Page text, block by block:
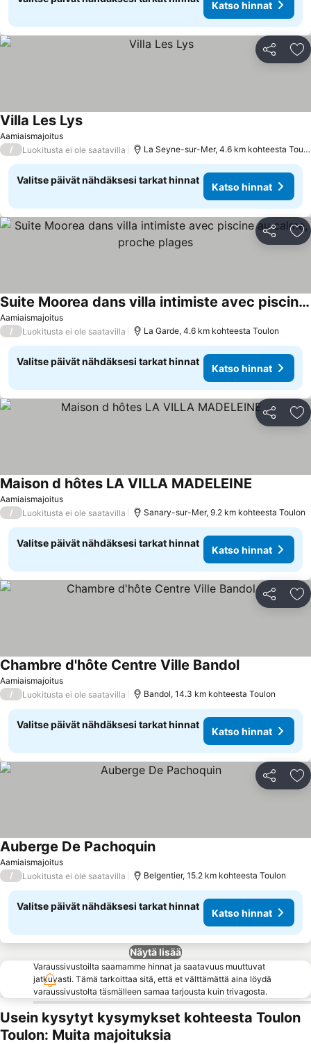
Katso hinnat
Jaa
Aamiaismajoitus
Villa Les Lys
/ Luokitusta ei ole saatavilla La Seyne-sur-Mer, 4.6 km kohteesta Toulon
Valitse päivät nähdäksesi tarkat hinnat
Katso hinnat
Jaa
Aamiaismajoitus
Suite Moorea dans villa intimiste avec piscine au calme, proche plages
/ Luokitusta ei ole saatavilla La Garde, 4.6 km kohteesta Toulon
Valitse päivät nähdäksesi tarkat hinnat
Katso hinnat
Jaa
Aamiaismajoitus
Maison d hôtes LA VILLA MADELEINE
/ Luokitusta ei ole saatavilla Sanary-sur-Mer, 9.2 km kohteesta Toulon
Valitse päivät nähdäksesi tarkat hinnat
Katso hinnat
Jaa
Aamiaismajoitus
Chambre d'hôte Centre Ville Bandol
/ Luokitusta ei ole saatavilla Bandol, 14.3 km kohteesta Toulon
Valitse päivät nähdäksesi tarkat hinnat
Katso hinnat
Jaa
Aamiaismajoitus
Auberge De Pachoquin
/ Luokitusta ei ole saatavilla Belgentier, 15.2 km kohteesta Toulon
Valitse päivät nähdäksesi tarkat hinnat
Katso hinnat
Näytä lisää
Varaussivustoilta saamamme hinnat ja saatavuus muuttuvat
jatkuvasti. Tämä tarkoittaa sitä, että et välttämättä aina löydä
varaussivustolta täsmälleen samaa tarjousta kuin trivagosta.
Usein kysytyt kysymykset kohteesta Toulon
Toulon: Muita majoituksia